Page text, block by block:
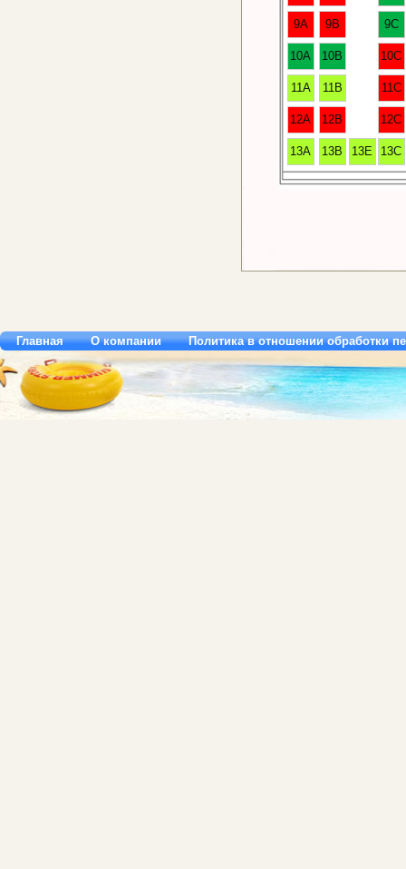
9A 9B 9C
10A 10B 10C
11A 11B 11C
12A 12B 12C
13A 13B 13C
13E
Главная О компании Политика в отношении обработки